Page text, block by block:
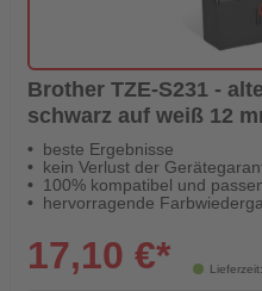
Brother TZE-S231 -
schwarz auf weiß 12
beste Ergebnisse
kein Verlust der
100% kompatibel und
hervorragende
17,10 €*